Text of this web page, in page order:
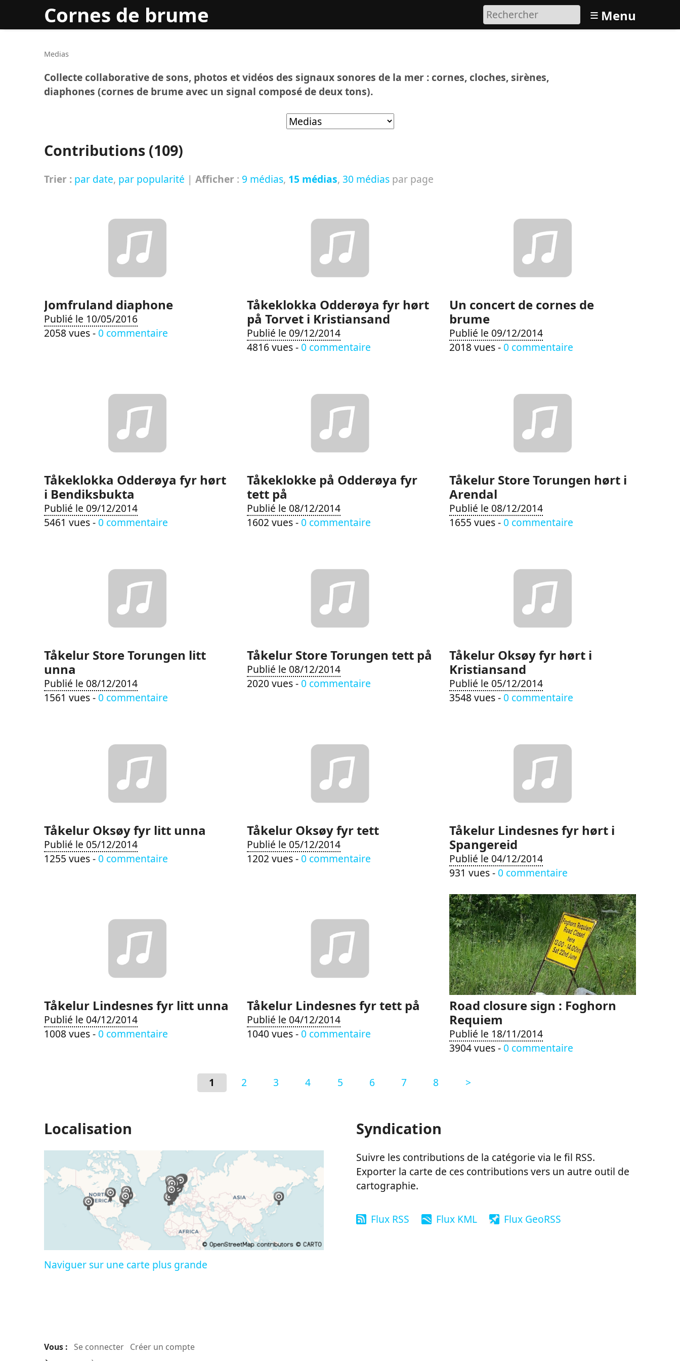
Cornes de brume ≡ Menu
Medias
Collecte collaborative de sons, photos et vidéos des signaux sonores de la mer : cornes, cloches, sirènes,
diaphones (cornes de brume avec un signal composé de deux tons).
Contributions (109)
Trier : par date, par popularité | Afficher : 9 médias, 15 médias, 30 médias par page
Jomfruland diaphone
Publié le 10/05/2016
2058 vues - 0 commentaire
Tåkeklokka Odderøya fyr hørt
på Torvet i Kristiansand
Publié le 09/12/2014
4816 vues - 0 commentaire
Un concert de cornes de
brume
Publié le 09/12/2014
2018 vues - 0 commentaire
Tåkeklokka Odderøya fyr hørt
i Bendiksbukta
Publié le 09/12/2014
5461 vues - 0 commentaire
Tåkeklokke på Odderøya fyr
tett på
Publié le 08/12/2014
1602 vues - 0 commentaire
Tåkelur Store Torungen hørt i
Arendal
Publié le 08/12/2014
1655 vues - 0 commentaire
Tåkelur Store Torungen litt
unna
Publié le 08/12/2014
1561 vues - 0 commentaire
Tåkelur Store Torungen tett på
Publié le 08/12/2014
2020 vues - 0 commentaire
Tåkelur Oksøy fyr hørt i
Kristiansand
Publié le 05/12/2014
3548 vues - 0 commentaire
Tåkelur Oksøy fyr litt unna
Publié le 05/12/2014
1255 vues - 0 commentaire
Tåkelur Oksøy fyr tett
Publié le 05/12/2014
1202 vues - 0 commentaire
Tåkelur Lindesnes fyr hørt i
Spangereid
Publié le 04/12/2014
931 vues - 0 commentaire
Tåkelur Lindesnes fyr litt unna
Publié le 04/12/2014
1008 vues - 0 commentaire
Tåkelur Lindesnes fyr tett på
Publié le 04/12/2014
1040 vues - 0 commentaire
Road closure sign : Foghorn
Requiem
Publié le 18/11/2014
3904 vues - 0 commentaire
1 2 3 4 5 6 7 8 >
Localisation
Naviguer sur une carte plus grande
Syndication
Suivre les contributions de la catégorie via le fil RSS.
Exporter la carte de ces contributions vers un autre outil de
cartographie.
Flux RSS Flux KML Flux GeoRSS
Vous : Se connecter Créer un compte